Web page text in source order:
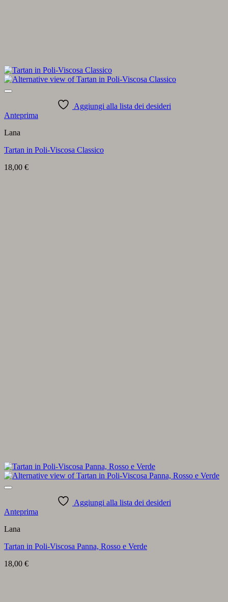
Aggiungi alla lista dei desideri
Anteprima
Lana
Tartan in Poli-Viscosa Classico
18,00 €
Aggiungi alla lista dei desideri
Anteprima
Lana
Tartan in Poli-Viscosa Panna, Rosso e Verde
18,00 €